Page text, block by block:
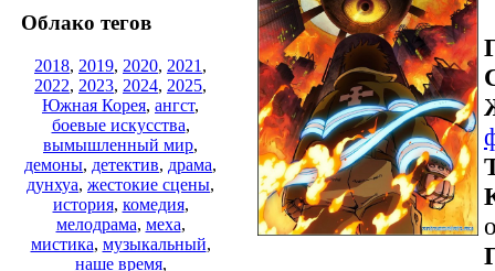
Облако тегов
2018, 2019, 2020, 2021 ,
2022, 2023, 2024, 2025,
Южная Корея, ангст,
боевые искусства,
вымышленный мир,
демоны, детектив, драма,
дунхуа, жестокие сцены,
история, комедия,
мелодрама, меха,
мистика, музыкальный,
наше время,